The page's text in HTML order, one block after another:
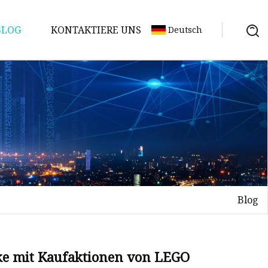
KONTAKTIERE UNS Deutsch
Blog
mit Kaufaktionen von LEGO